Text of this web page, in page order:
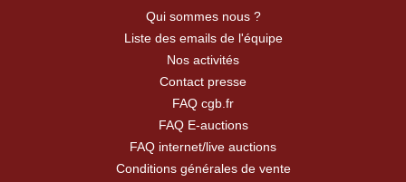
Qui sommes nous ?
Liste des emails de l'équipe
Nos activités
Contact presse
FAQ cgb.fr
FAQ E-auctions
FAQ internet/live auctions
Conditions générales de vente